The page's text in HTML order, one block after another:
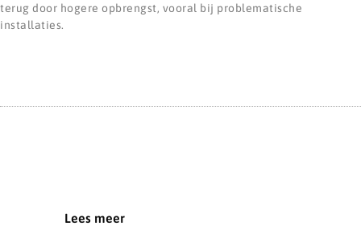
terug door hogere opbrengst, vooral bij problematische
installaties.
Lees meer